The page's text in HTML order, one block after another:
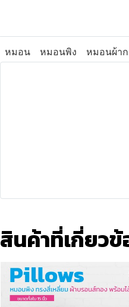
หมอน หมอนพิง หมอนผ้า
สินค้าที่เกี่ยว